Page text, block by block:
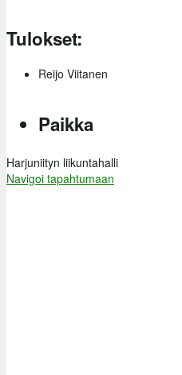
Tulokset:
Reijo Viitanen
Paikka
Harjuniityn liikuntahalli
Navigoi tapahtumaan